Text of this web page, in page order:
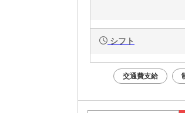
シフト
交通費支給